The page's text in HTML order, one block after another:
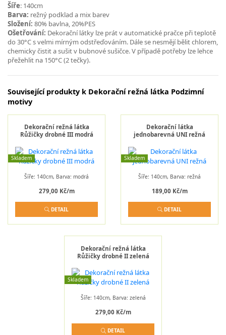
Šíře: 140cm
Barva: režný podklad a mix barev
Složení: 80% bavlna, 20%PES
Ošetřování: Dekorační látky lze prát v automatické pračce při teplotě
do 30°C s velmi mírným odstřeďováním. Dále se nesmějí bělit chlorem,
chemicky čistit a sušit v bubnové sušičce. V případě potřeby lze lehce
přežehlit na 150°C (2 tečky).
Související produkty k Dekorační režná látka Podzimní
motivy
Dekorační režná látka
Růžičky drobné III modrá
Skladem
Šíře: 140cm, Barva: modrá
279,00 Kč/m
DETAIL
Dekorační látka
jednobarevná UNI režná
Skladem
Šíře: 140cm, Barva: režná
189,00 Kč/m
DETAIL
Dekorační režná látka
Růžičky drobné II zelená
Skladem
Šíře: 140cm, Barva: zelená
279,00 Kč/m
DETAIL